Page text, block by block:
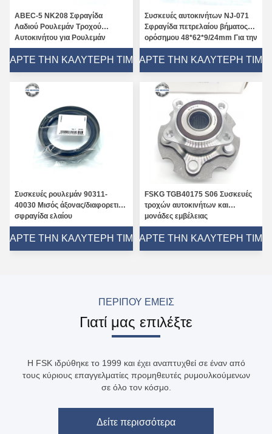
ABEC-5 NK208 Σφραγίδα
Λαδιού Ρουλεμάν Τροχού
Αυτοκινήτου για Ρουλεμάν
Κιβωτίου Ταχυτήτων
Μηχανημάτων 40*80*18mm
ΠΆΡΤΕ ΤΗΝ ΚΑΛΎΤΕΡΗ ΤΙΜΉ
Συσκευές αυτοκινήτων NJ-071
Σφραγίδα πετρελαίου βήματος
ορόσημου 48*62*9/24mm Για την
Toyota Hiace P6 P5
ΠΆΡΤΕ ΤΗΝ ΚΑΛΎΤΕΡΗ ΤΙΜΉ
Συσκευές ρουλεμάν 90311-
40030 Μισός άξονας/διαφορετική
σφραγίδα ελαίου
40*64*8/14.5mm
ΠΆΡΤΕ ΤΗΝ ΚΑΛΎΤΕΡΗ ΤΙΜΉ
FSKG TGB40175 S06 Συσκευές
τροχών αυτοκινήτων και
μονάδες εμβέλειας
32*129*59mm
ΠΆΡΤΕ ΤΗΝ ΚΑΛΎΤΕΡΗ ΤΙΜΉ
ΠΕΡΊΠΟΥ ΕΜΕΊΣ
Γιατί μας επιλέξτε
Η FSK ιδρύθηκε το 1999 και έχει αναπτυχθεί σε έναν από
τους κύριους επαγγελματίες προμηθευτές ρυμουλκούμενων
σε όλο τον κόσμο.
Δείτε περισσότερα